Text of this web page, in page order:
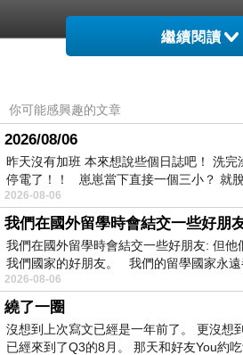
繼續閱讀
你可能感興趣的文章
2026/08/06
昨天沒有加班 本來想說些個日誌吧！ 洗完
停電了！！ 崽崽當下直接一個三小？ 就
2026-08-06
我們在國外留學時會結交一些好朋友: 但他
我們國家的好朋友。 我們的留學國家永
2026-08-06
繞了一圈
沒想到上次寫文已經是一年前了。 更沒想
已經來到了Q3的8月。 那天和好友You約